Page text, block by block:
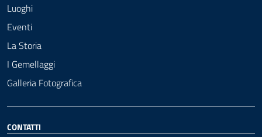
Luoghi
Eventi
La Storia
I Gemellaggi
Galleria Fotografica
CONTATTI